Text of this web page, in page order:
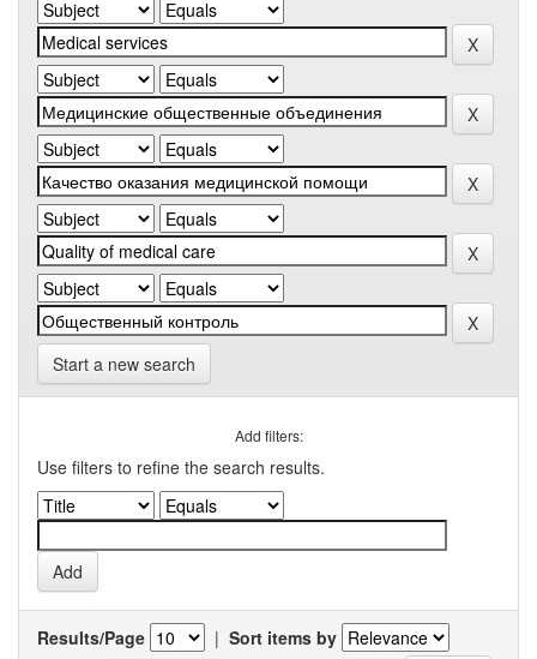
Start a new search
Add filters:
Use filters to refine the search results.
Results/Page | Sort items by